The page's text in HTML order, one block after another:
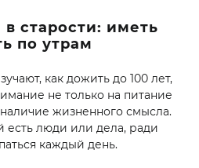
старости: иметь
по утрам
как дожить до 100 лет,
не только на питание
жизненного смысла.
есть люди или дела, ради
каждый день.